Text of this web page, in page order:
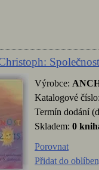
Výrobce:
Katalogové
Termín dodání
Skladem: 0
Porovnat
Přidat do